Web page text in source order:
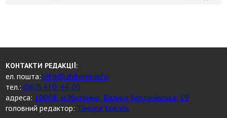
КОНТАКТИ РЕДАКЦІЇ:
ел. пошта:info@zhitomir.info
тел.:(067) 410-44-05
адреса: 10008, м.Житомир, Велика Бердичівська, 19
головний редактор: Тамара Коваль